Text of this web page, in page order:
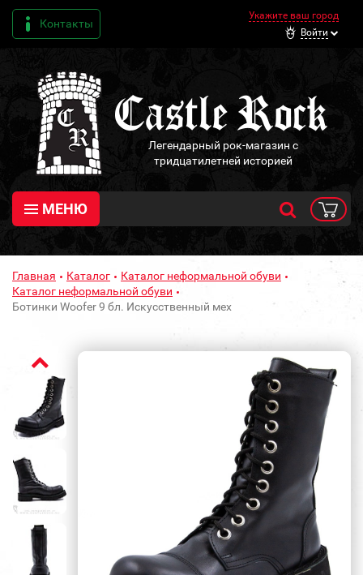
Контакты
Укажите ваш город
Войти
Легендарный рок-магазин с
тридцатилетней историей
МЕНЮ
Главная Каталог
Каталог неформальной обуви
Каталог неформальной обуви
Ботинки Woofer 9 бл. Искусственный мех